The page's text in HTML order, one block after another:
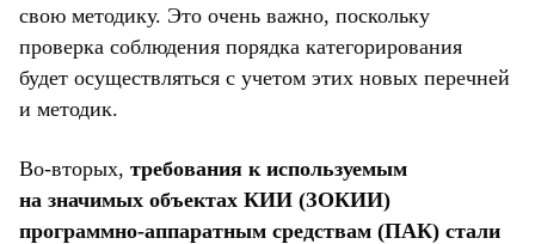
свою методику. Это очень важно, поскольку
проверка соблюдения порядка категорирования
будет осуществляться с учетом этих новых перечней
и методик.
Во-вторых, требования к используемым
на значимых объектах КИИ (ЗОКИИ)
программно-аппаратным средствам (ПАК) стали